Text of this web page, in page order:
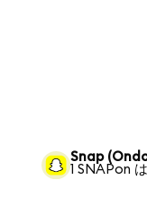
Snap
1 SNAPon